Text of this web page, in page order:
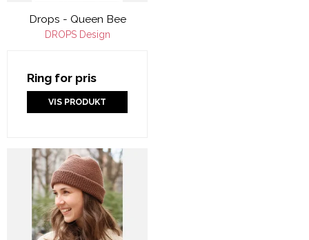
Drops - Queen Bee
DROPS Design
Ring for pris
VIS PRODUKT